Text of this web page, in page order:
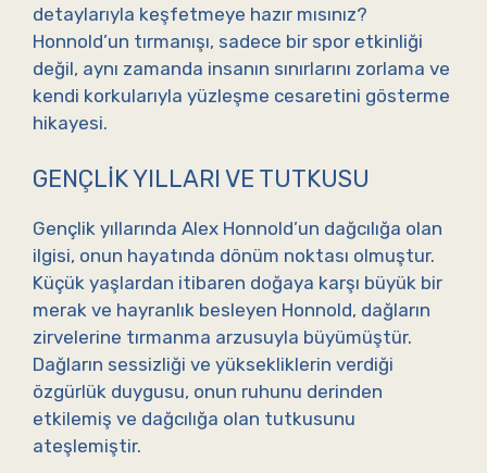
detaylarıyla keşfetmeye hazır mısınız?
Honnold’un tırmanışı, sadece bir spor etkinliği
değil, aynı zamanda insanın sınırlarını zorlama ve
kendi korkularıyla yüzleşme cesaretini gösterme
hikayesi.
GENÇLIK YILLARI VE TUTKUSU
Gençlik yıllarında Alex Honnold’un dağcılığa olan
ilgisi, onun hayatında dönüm noktası olmuştur.
Küçük yaşlardan itibaren doğaya karşı büyük bir
merak ve hayranlık besleyen Honnold, dağların
zirvelerine tırmanma arzusuyla büyümüştür.
Dağların sessizliği ve yüksekliklerin verdiği
özgürlük duygusu, onun ruhunu derinden
etkilemiş ve dağcılığa olan tutkusunu
ateşlemiştir.